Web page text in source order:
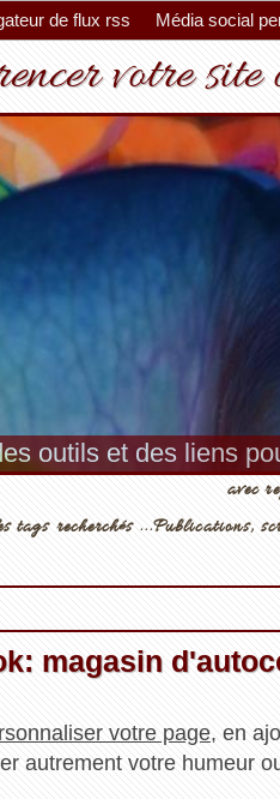
de flux rss Média social
votre
outils et des liens
avec
tags recherchés ...Publications,
magasin
votre page, en
autrement votre humeur